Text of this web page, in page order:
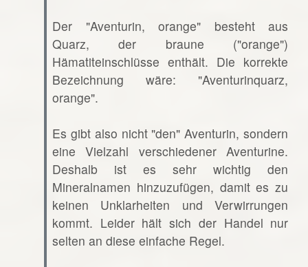
Der "Aventurin, orange" besteht aus
Quarz, der braune ("orange")
Hämatiteinschlüsse enthält. Die korrekte
Bezeichnung wäre: "Aventurinquarz,
orange".
Es gibt also nicht "den" Aventurin, sondern
eine Vielzahl verschiedener Aventurine.
Deshalb ist es sehr wichtig den
Mineralnamen hinzuzufügen, damit es zu
keinen Unklarheiten und Verwirrungen
kommt. Leider hält sich der Handel nur
selten an diese einfache Regel.